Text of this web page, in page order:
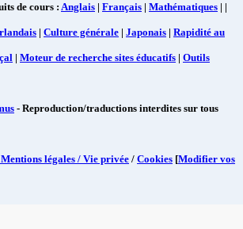
de cours : Anglais | Français | Mathématiques | |
| Culture générale | Japonais | Rapidité au
| Moteur de recherche sites éducatifs | Outils
- Reproduction/traductions interdites sur tous
légales / Vie privée / Cookies [Modifier vos